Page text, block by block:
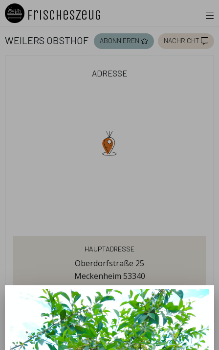
FrischesZeug
Weilers Obsthof abonnieren nachricht
adresse
Hauptadresse
Oberdorfstraße 25
Meckenheim 53340
produkte
Obst